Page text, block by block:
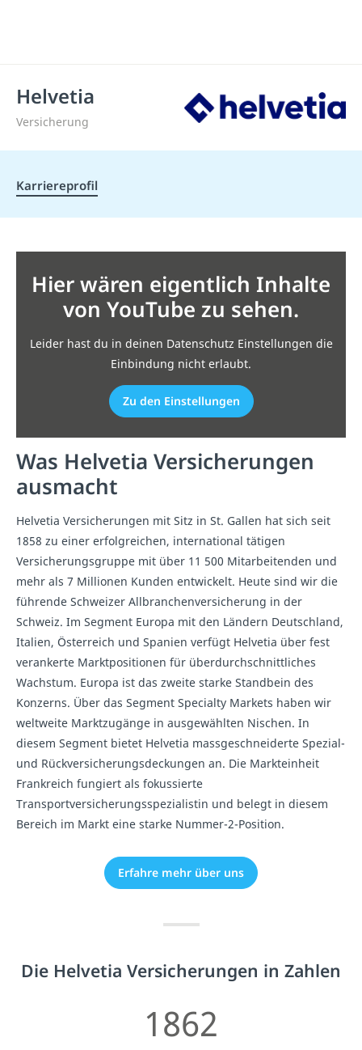
Helvetia
Versicherung
Karriereprofil
Was Helvetia Versicherungen
ausmacht
Helvetia Versicherungen mit Sitz in St. Gallen hat sich seit
1858 zu einer erfolgreichen, international tätigen
Versicherungsgruppe mit über 11 500 Mitarbeitenden und
mehr als 7 Millionen Kunden entwickelt. Heute sind wir die
führende Schweizer Allbranchenversicherung in der
Schweiz. Im Segment Europa mit den Ländern Deutschland,
Italien, Österreich und Spanien verfügt Helvetia über fest
verankerte Marktpositionen für überdurchschnittliches
Wachstum. Europa ist das zweite starke Standbein des
Konzerns. Über das Segment Specialty Markets haben wir
weltweite Marktzugänge in ausgewählten Nischen. In
diesem Segment bietet Helvetia massgeschneiderte Spezial-
und Rückversicherungsdeckungen an. Die Markteinheit
Frankreich fungiert als fokussierte
Transportversicherungsspezialistin und belegt in diesem
Bereich im Markt eine starke Nummer-2-Position.
Erfahre mehr über uns
Hier wären eigentlich Inhalte
von YouTube zu sehen.
Leider hast du in deinen Datenschutz Einstellungen die
Einbindung nicht erlaubt.
Zu den Einstellungen
Die Helvetia Versicherungen in Zahlen
1862